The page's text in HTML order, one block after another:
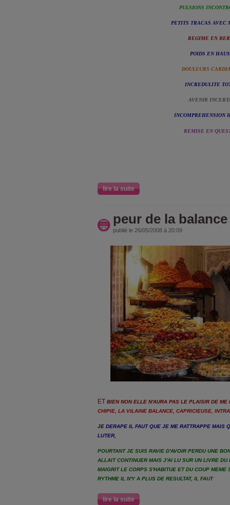
PULSIONS
PETITS TRACAS AVEC
REGIME EN
POIDS EN
DOULEURS
INCREDULITE
AVENIR
INCOMPREHENSION
REMISE EN
lire la suite
peur de la balance
publié le 26/05/2008 à 20:09
ET BIEN NON ELLE N'AURA PAS LE PLAISIR DE ME
CHIPIE, LA VILAINE BALANCE, CAPRICIEUSE,
JE DERAPE IL FAUT QUE JE ME RATTRAPPE MAIS
LUTER,
POURTANT JE SUIS RAVIE D'AVOIR PERDU UNE
ALLAIT CONTINUER MAIS J'AI LU SUR UN LIVRE
MAIGRIT LE CORPS S'HABITUE ET DU COUP MEME
RYTHME IL N'Y A PLUS DE RESULTAT, IL FAUT
lire la suite